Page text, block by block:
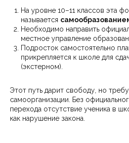
На уровне 10–11 классов эта
называется
Необходимо направить
местное управление
Подросток самостоятельно
прикрепляется к школе для
(экстерном).
Этот путь дарит свободу, но
самоорганизации. Без
перехода отсутствие ученика в
как нарушение закона.